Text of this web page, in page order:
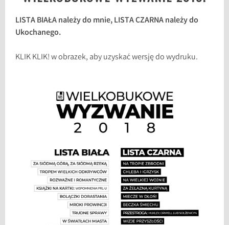
LISTA BIAŁA należy do mnie, LISTA CZARNA należy do
Ukochanego.
KLIK KLIK! w obrazek, aby uzyskać wersję do wydruku.